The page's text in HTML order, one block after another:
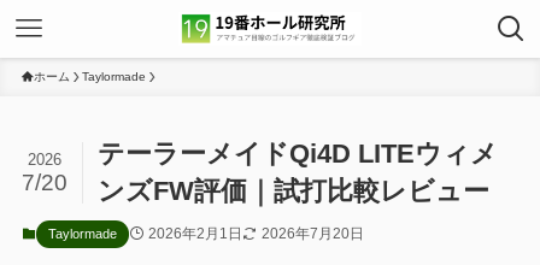
ホーム Taylormade
テーラーメイドQi4D LITEウィメ
ンズFW評価｜試打比較レビュー
2026
7/20
Taylormade 2026年2月1日 2026年7月20日